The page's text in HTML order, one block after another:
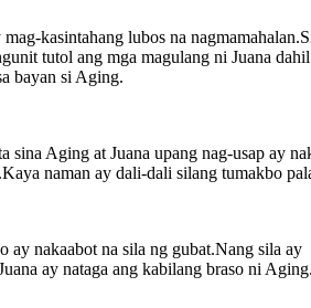
mag-kasintahang lubos na
tutol ang mga magulang ni Juana
bayan si Aging.
sina Aging at Juana upang nag-usap ay
naman ay dali-dali silang tumakbo
ay nakaabot na sila ng gubat.Nang sila ay
ay nataga ang kabilang braso ni